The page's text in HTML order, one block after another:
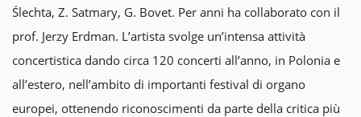
Ślechta, Z. Satmary, G. Bovet. Per anni ha collaborato con il
prof. Jerzy Erdman. L’artista svolge un’intensa attività
concertistica dando circa 120 concerti all’anno, in Polonia e
all’estero, nell’ambito di importanti festival di organo
europei, ottenendo riconoscimenti da parte della critica più